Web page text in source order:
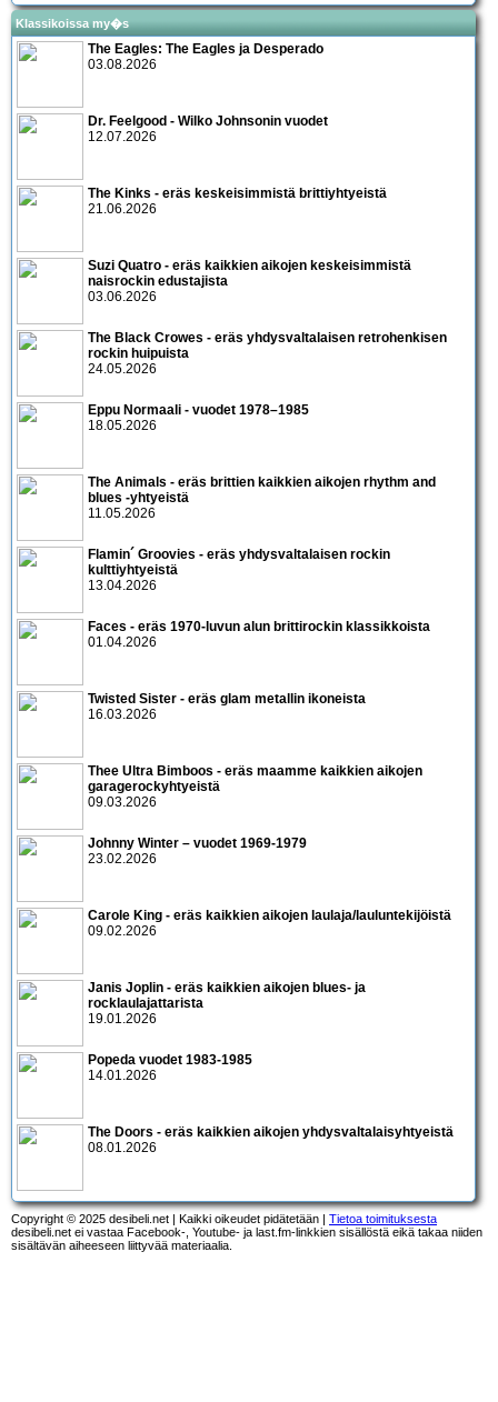
Klassikoissa my�s
The Eagles: The Eagles ja Desperado
03.08.2026
Dr. Feelgood - Wilko Johnsonin vuodet
12.07.2026
The Kinks - eräs keskeisimmistä brittiyhtyeistä
21.06.2026
Suzi Quatro - eräs kaikkien aikojen keskeisimmistä
naisrockin edustajista
03.06.2026
The Black Crowes - eräs yhdysvaltalaisen retrohenkisen
rockin huipuista
24.05.2026
Eppu Normaali - vuodet 1978–1985
18.05.2026
The Animals - eräs brittien kaikkien aikojen rhythm and
blues -yhtyeistä
11.05.2026
Flamin´ Groovies - eräs yhdysvaltalaisen rockin
kulttiyhtyeistä
13.04.2026
Faces - eräs 1970-luvun alun brittirockin klassikkoista
01.04.2026
Twisted Sister - eräs glam metallin ikoneista
16.03.2026
Thee Ultra Bimboos - eräs maamme kaikkien aikojen
garagerockyhtyeistä
09.03.2026
Johnny Winter – vuodet 1969-1979
23.02.2026
Carole King - eräs kaikkien aikojen laulaja/lauluntekijöistä
09.02.2026
Janis Joplin - eräs kaikkien aikojen blues- ja
rocklaulajattarista
19.01.2026
Popeda vuodet 1983-1985
14.01.2026
The Doors - eräs kaikkien aikojen yhdysvaltalaisyhtyeistä
08.01.2026
Copyright © 2025 desibeli.net | Kaikki oikeudet pidätetään | Tietoa toimituksesta
desibeli.net ei vastaa Facebook-, Youtube- ja last.fm-linkkien sisällöstä eikä takaa niiden
sisältävän aiheeseen liittyvää materiaalia.